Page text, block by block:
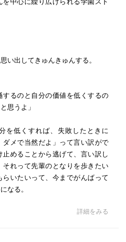
い出してきゅんきゅんする。
するのと自分の価値を低くするの
思うよ」
を低くすれば、失敗したときに
ダメで当然だよ」って言い訳がで
止めることから逃げて、言い訳し
れって先輩のとなりを歩きたい
らいたいって、今までがんばって
なる。
詳細をみる